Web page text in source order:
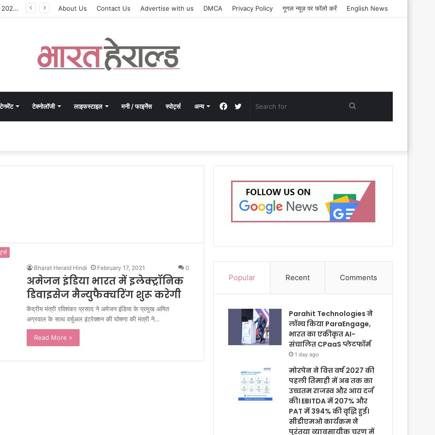
मोरपेन ने वित्त वर्ष 2027 की पहली तिमाही में अब तक का उच्चतम राजस्व और आय दर्ज की। EBITDA में 207% और PAT में 394% की वृद्धि हुई। सीडीएमओ कार्यक्रम ने पुरंतया व्यावसायीक चरण में प्रवेश किया। About Us Contact Us Advertise with us DMCA Privacy Policy गूगल न्यूज़ पर फॉलो करें English News
टेक्नोलॉजी लाइफस्टाइल मनी / फाइनेंस स्पोर्ट्स अन्य Twitter
Facebook
Bharat Herald Hindi February 17, 2021 0
अमेजन इंडिया भारत में इलेक्ट्रॉनिक
डिवाइसेज मैन्युफैक्चरिंग शुरू करेगी
केंद्रीय मंत्री रविशंकर प्रसाद ने अमेजन इंडिया के प्रमुख अमित
अग्रवाल के साथ वर्चुअल इंटरेक्शन की घोषणा की मंत्री ने…
Read More »
Popular Recent Comments
Parahit Technologies ने
लॉन्च किया ParaEngage,
भारत का एकीकृत AI-
संचालित CPaaS प्लेटफॉर्म
1 day ago
मोरपेन ने वित्त वर्ष 2027 की
पहली तिमाही में अब तक का
उच्चतम राजस्व और आय दर्ज
की। EBITDA में 207% और
PAT में 394% की वृद्धि हुई।
सीडीएमओ कार्यक्रम ने
पुरंतया व्यावसायीक चरण में